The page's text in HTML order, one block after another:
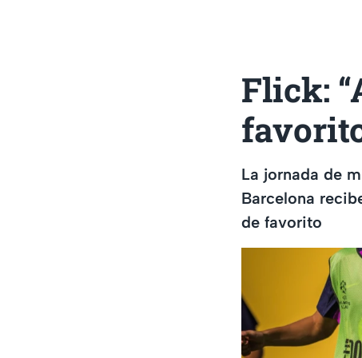
Flick:
La jornada de
Barcelona
de favorito